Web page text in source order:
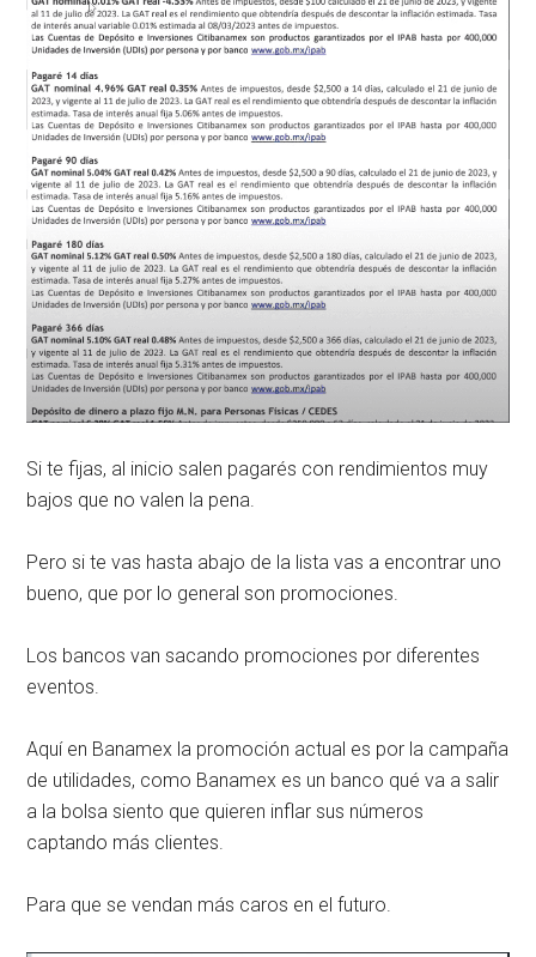
Si te fijas, al inicio salen pagarés con rendimientos muy
bajos que no valen la pena.
Pero si te vas hasta abajo de la lista vas a encontrar uno
bueno, que por lo general son promociones.
Los bancos van sacando promociones por diferentes
eventos.
Aquí en Banamex la promoción actual es por la campaña
de utilidades, como Banamex es un banco qué va a salir
a la bolsa siento que quieren inflar sus números
captando más clientes.
Para que se vendan más caros en el futuro.